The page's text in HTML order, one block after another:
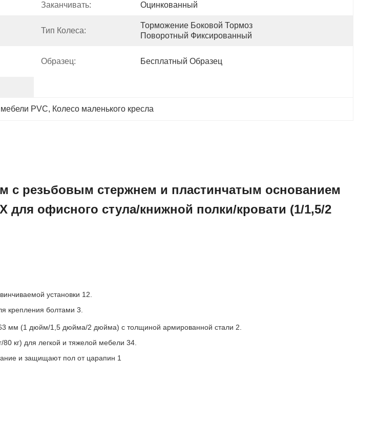
Заканчивать: Оцинкованный
Тип Колеса:
Торможение Боковой Тормоз
Поворотный Фиксированный
Образец: Бесплатный Образец
PVC, Колесо маленького кресла
с резьбовым стержнем и пластинчатым основанием
для офисного стула/книжной полки/кровати (1/1,5/2
установки 12.
крепления болтами 3.
мм (1 дюйм/1,5 дюйма/2 дюйма) с толщиной армированной стали 2.
кг) для легкой и тяжелой мебели 34.
и защищают пол от царапин 1